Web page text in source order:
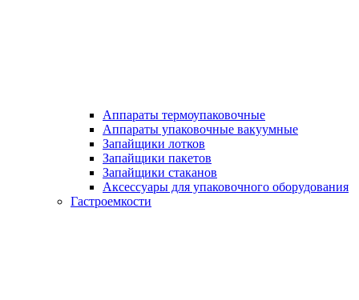
Аппараты термоупаковочные
Аппараты упаковочные вакуумные
Запайщики лотков
Запайщики пакетов
Запайщики стаканов
Аксессуары для упаковочного оборудования
Гастроемкости